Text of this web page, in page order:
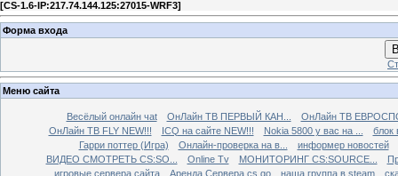
[CS-1.6-IP:217.74.144.125:27015-WRF3]
Форма входа
Меню сайта
Весёлый онлайн чаt ОнЛайн ТВ ПЕРВЫЙ КАН...
ОнЛайн ТВ
ОнЛайн ТВ FLY NEW!!!
ICQ на сайте NEW!!! Nokia 5800 у вас на ...
блок
Гарри поттер (Игра)
Онлайн-проверка на в...
информер новостей
ВИДЕО СМОТРЕТЬ CS:SO...
Online Tv МОНИТОРИНГ CS:SOURCE...
игровые сервера сайта
Аренда Сервера cs go наша группа в steam